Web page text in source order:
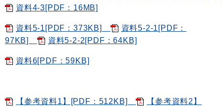
資料4-3[PDF：16MB]
資料5-1[PDF：373KB]
資料5-2-1[PDF：
97KB]
資料5-2-2[PDF：64KB]
資料6[PDF：59KB]
【参考資料1】[PDF：512KB]
【参考資料2】